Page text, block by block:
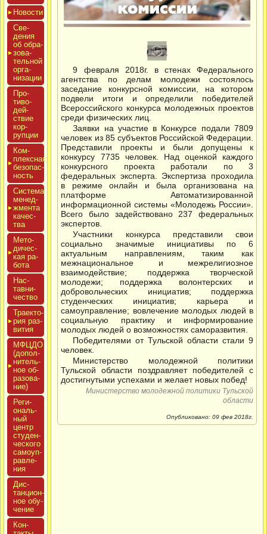
Новос­ти
Све­
дения
об об­ра­
зова­
тель­ной
ор­га­
низа­ции
Про­
тиво­
дей­
ствие
кор­
рупции
Ком­
плексная
бе­зопас­
ность
Сис­те­ма
ме­нед­
жмен­та
ка­чес­
тва
Мето­
дичес­
кая ра­
бота
Нас­
тавни­
чес­тво
Тра­ек­то­
рия раз­
ви­тия
МФЦДО
(до­пол­
ни­тель­
ное об­
ра­зова­
ние)
Реги­
ональ­
ный
центр
сту­ден­
ческо­го
са­мо­уп­
равле­
ния
Дис­
танци­он­
ное обу­
чение
Кон­
9 февраля 2018г. в стенах Федерального
агентства по делам молодежи состоялось
заседание конкурсной комиссии, на котором
подвели итоги и определили победителей
Всероссийского конкурса молодежных проектов
среди физических лиц.
Заявки на участие в Конкурсе подали 7809
человек из 85 субъектов Российской Федерации.
Представили проекты и были допущены к
конкурсу 7735 человек. Над оценкой каждого
конкурсного проекта работали по 3
федеральных эксперта. Экспертиза проходила
в режиме онлайн и была организована на
платформе Автоматизированной
информационной системы «Молодежь России».
Всего было задействовано 237 федеральных
экспертов.
Участники конкурса представили свои
социально значимые инициативы по 6
актуальным направлениям, таким как
межнациональное и межрелигиозное
взаимодействие; поддержка творческой
молодежи; поддержка волонтерских и
добровольческих инициатив; поддержка
студенческих инициатив; карьера и
самоуправление; вовлечение молодых людей в
социальную практику и информирование
молодых людей о возможностях саморазвития.
Победителями от Тульской области стали 9
человек.
Министерство молодежной политики
Тульской области поздравляет победителей с
достигнутыми успехами и желает новых побед!
Министерство молодежной политики Тульской
области
Опубликовано: 09 фев 2018г.